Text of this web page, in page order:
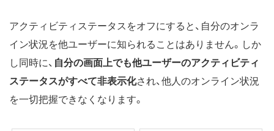
アクティビティステータスをオフにすると、自分のオンラ
イン状況を他ユーザーに知られることはありません。しか
し同時に、 自分の画面上でも他ユーザーのアクティビティ
ステータスがすべて非表示化され、他人のオンライン状況
を一切把握できなくなります。